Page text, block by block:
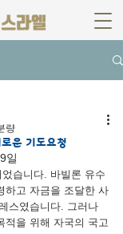
운 기도요청
량
일
습니다. 바빌론 유수
하고 자금을 조달한 사
스였습니다. 그러나
적을 위해 자국의 국고